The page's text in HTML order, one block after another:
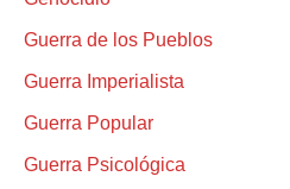
Guerra de los Pueblos
Guerra Imperialista
Guerra Popular
Guerra Psicológica